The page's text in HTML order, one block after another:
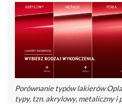
Porównanie typów lakierów
typy, tzn. akrylowy, metaliczny i